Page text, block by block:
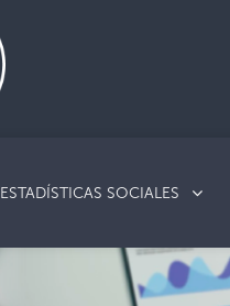
ESTADÍSTICAS SOCIALES